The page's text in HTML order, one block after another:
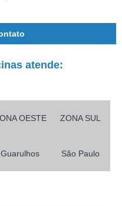
atende:
OESTE ZONA SUL
Guarulhos São Paulo